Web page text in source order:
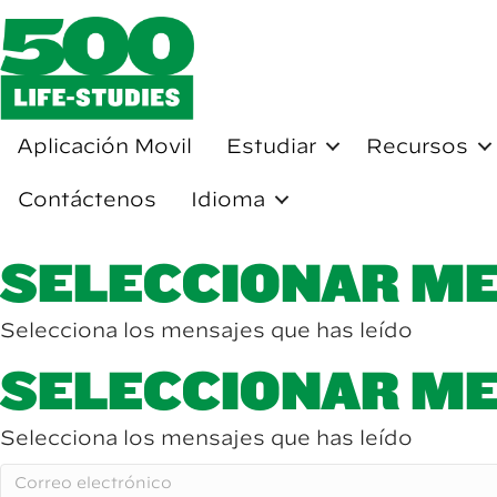
Aplicación Movil Estudiar Recursos
Contáctenos Idioma
SELECCIONAR
Selecciona los mensajes que has leído
SELECCIONAR
Selecciona los mensajes que has leído